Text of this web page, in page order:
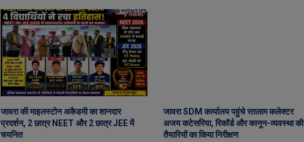
जावरा की माइलस्टोन अकैडमी का शानदार
प्रदर्शन, 2 छात्र NEET और 2 छात्र JEE में
चयनित
जावरा SDM कार्यालय पहुंचे रतलाम कलेक्टर
अजय कटेसरिया, रिकॉर्ड और कानून-व्यवस्था की
तैयारियों का किया निरीक्षण